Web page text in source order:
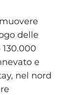
delle
e
nel nord